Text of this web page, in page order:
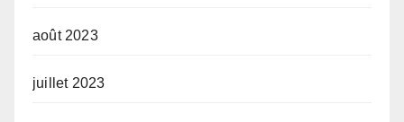
août 2023
juillet 2023